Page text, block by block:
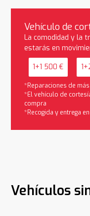
Vehículo de
La comodidad y la
estarás en
1+1 500 €
*Reparaciones de
*El vehículo de
compra
*Recogida y entrega
Vehículos